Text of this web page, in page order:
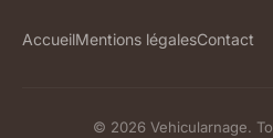
AccueilMentions légalesContact
© 2026 Vehicularnage.